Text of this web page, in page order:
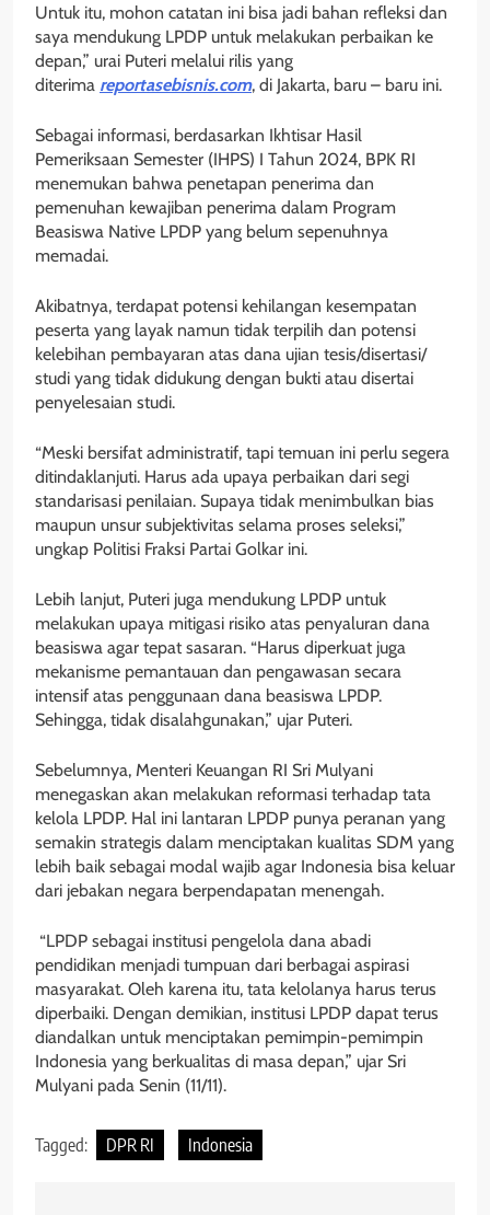
Untuk itu, mohon catatan ini bisa jadi bahan refleksi dan
saya mendukung LPDP untuk melakukan perbaikan ke
depan,” urai Puteri melalui rilis yang
diterima reportasebisnis.com, di Jakarta, baru – baru ini.
Sebagai informasi, berdasarkan Ikhtisar Hasil
Pemeriksaan Semester (IHPS) I Tahun 2024, BPK RI
menemukan bahwa penetapan penerima dan
pemenuhan kewajiban penerima dalam Program
Beasiswa Native LPDP yang belum sepenuhnya
memadai.
Akibatnya, terdapat potensi kehilangan kesempatan
peserta yang layak namun tidak terpilih dan potensi
kelebihan pembayaran atas dana ujian tesis/disertasi/
studi yang tidak didukung dengan bukti atau disertai
penyelesaian studi.
“Meski bersifat administratif, tapi temuan ini perlu segera
ditindaklanjuti. Harus ada upaya perbaikan dari segi
standarisasi penilaian. Supaya tidak menimbulkan bias
maupun unsur subjektivitas selama proses seleksi,”
ungkap Politisi Fraksi Partai Golkar ini.
Lebih lanjut, Puteri juga mendukung LPDP untuk
melakukan upaya mitigasi risiko atas penyaluran dana
beasiswa agar tepat sasaran. “Harus diperkuat juga
mekanisme pemantauan dan pengawasan secara
intensif atas penggunaan dana beasiswa LPDP.
Sehingga, tidak disalahgunakan,” ujar Puteri.
Sebelumnya, Menteri Keuangan RI Sri Mulyani
menegaskan akan melakukan reformasi terhadap tata
kelola LPDP. Hal ini lantaran LPDP punya peranan yang
semakin strategis dalam menciptakan kualitas SDM yang
lebih baik sebagai modal wajib agar Indonesia bisa keluar
dari jebakan negara berpendapatan menengah.
“LPDP sebagai institusi pengelola dana abadi
pendidikan menjadi tumpuan dari berbagai aspirasi
masyarakat. Oleh karena itu, tata kelolanya harus terus
diperbaiki. Dengan demikian, institusi LPDP dapat terus
diandalkan untuk menciptakan pemimpin-pemimpin
Indonesia yang berkualitas di masa depan,” ujar Sri
Mulyani pada Senin (11/11).
Tagged: DPR RI Indonesia